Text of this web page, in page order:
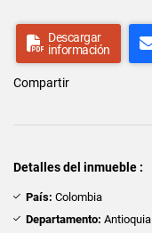
Descargar
información
Compartir
Detalles del inmueble :
País: Colombia
Departamento: Antioquia